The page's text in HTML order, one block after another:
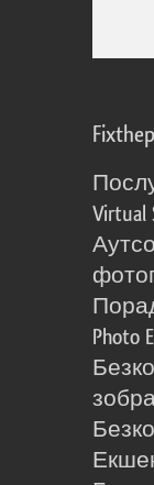
Virtual
Photo